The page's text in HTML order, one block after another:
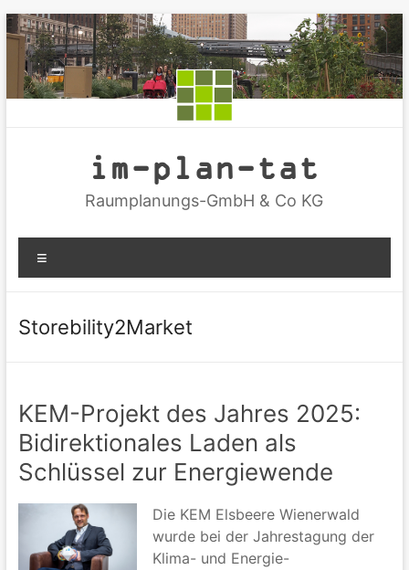
Zum
Inhalt
springen
im-plan-tat
Raumplanungs-GmbH & Co KG
Storebility2Market
KEM-Projekt des Jahres 2025:
Bidirektionales Laden als
Schlüssel zur Energiewende
Die KEM Elsbeere Wienerwald
wurde bei der Jahrestagung der
Klima- und Energie-